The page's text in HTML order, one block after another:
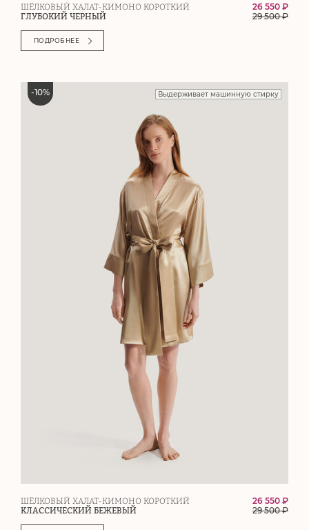
ШЁЛКОВЫЙ ХАЛАТ-КИМОНО КОРОТКИЙ
ГЛУБОКИЙ ЧЕРНЫЙ
26 550 ₽
29 500₽
ПОДРОБНЕЕ
-10% Выдерживает машинную стирку
ШЁЛКОВЫЙ ХАЛАТ-КИМОНО КОРОТКИЙ
КЛАССИЧЕСКИЙ БЕЖЕВЫЙ
26 550 ₽
29 500₽